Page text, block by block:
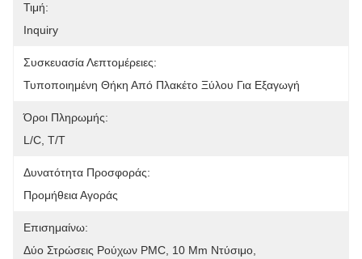
Τιμή:
Inquiry
Συσκευασία Λεπτομέρειες:
Τυποποιημένη Θήκη Από Πλακέτο Ξύλου Για Εξαγωγή
Όροι Πληρωμής:
L/C, T/T
Δυνατότητα Προσφοράς:
Προμήθεια Αγοράς
Επισημαίνω:
Δύο Στρώσεις Ρούχων PMC 10 Μm Ντύσιμο